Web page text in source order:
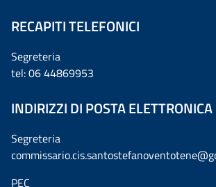
RECAPITI TELEFONICI
Segreteria
tel: 06 44869953
INDIRIZZI DI POSTA ELETTRONICA
Segreteria
PEC